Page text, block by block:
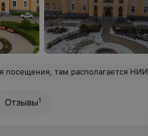
посещения, там располагается НИИ
Отзывы1